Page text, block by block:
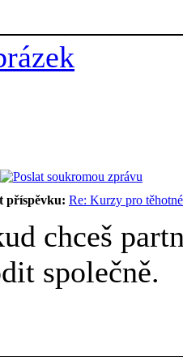
příspěvku: Re: Kurzy pro těhotné
chceš
společně.